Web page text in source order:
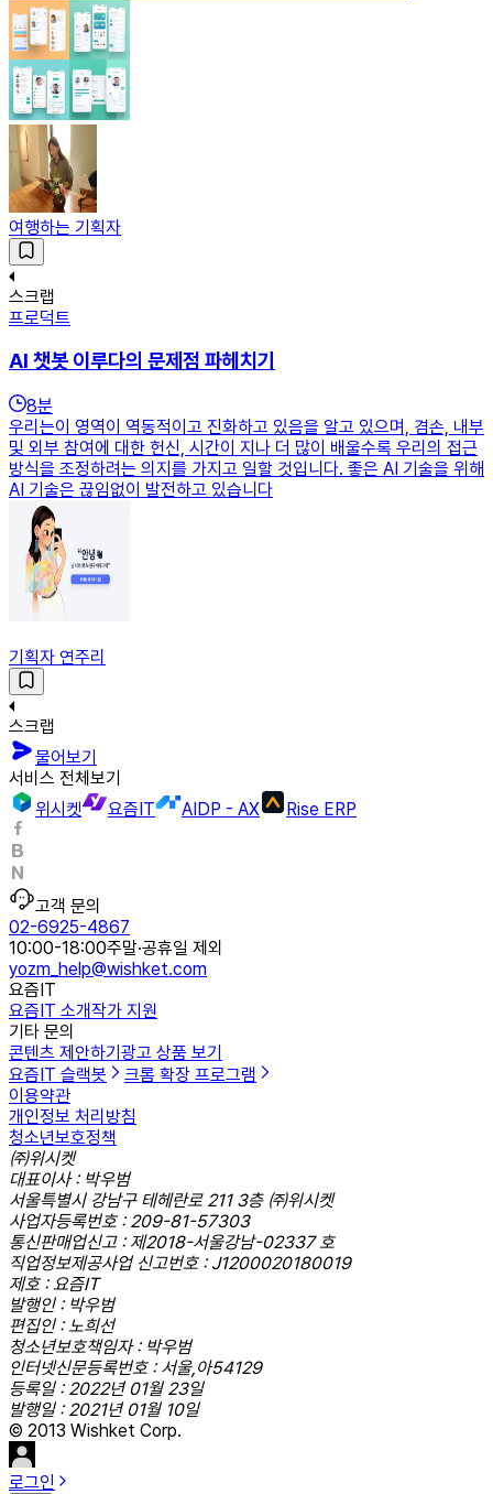
여행하는 기획자
스크랩
프로덕트
AI 챗봇 이루다의 문제점 파헤치기
8분
우리는이 영역이 역동적이고 진화하고 있음을 알고 있으며, 겸손, 내부
및 외부 참여에 대한 헌신, 시간이 지나 더 많이 배울수록 우리의 접근
방식을 조정하려는 의지를 가지고 일할 것입니다. 좋은 AI 기술을 위해
AI 기술은 끊임없이 발전하고 있습니다
기획자 연주리
스크랩
물어보기
서비스 전체보기
위시켓
요즘IT AIDP - AX Rise ERP
고객 문의
02-6925-4867
10:00-18:00주말·공휴일 제외
yozm_help@wishket.com
요즘IT
요즘IT 소개작가 지원
기타 문의
콘텐츠 제안하기 광고 상품 보기
요즘IT 슬랙봇
크롬 확장 프로그램
이용약관
개인정보 처리방침
청소년보호정책
㈜위시켓
대표이사 : 박우범
서울특별시 강남구 테헤란로 211 3층 ㈜위시켓
사업자등록번호 : 209-81-57303
통신판매업신고 : 제2018-서울강남-02337 호
직업정보제공사업 신고번호 : J1200020180019
제호 : 요즘IT
발행인 : 박우범
편집인 : 노희선
청소년보호책임자 : 박우범
인터넷신문등록번호 : 서울,아54129
등록일 : 2022년 01월 23일
발행일 : 2021년 01월 10일
© 2013 Wishket Corp.
로그인